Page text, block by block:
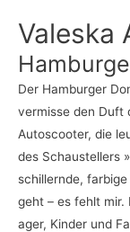
Val­es­ka
Der Ham­bur­ger
ver­mis­se den Duft
Auto­scoo­ter, die
des Schau­stel­lers
schil­lern­de,
geht – es fehlt
ager, Kin­der und